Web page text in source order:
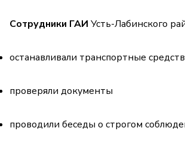
Сотрудники ГАИ Усть-Лабинского
останавливали транспортные
проверяли документы
проводили беседы о строгом